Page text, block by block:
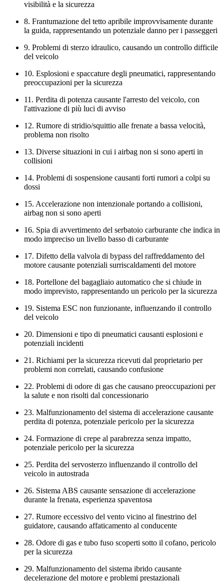
visibilità e la sicurezza
8. Frantumazione del tetto apribile improvvisamente durante
la guida, rappresentando un potenziale danno per i passeggeri
9. Problemi di sterzo idraulico, causando un controllo difficile
del veicolo
10. Esplosioni e spaccature degli pneumatici, rappresentando
preoccupazioni per la sicurezza
11. Perdita di potenza causante l'arresto del veicolo, con
l'attivazione di più luci di avviso
12. Rumore di stridio/squittio alle frenate a bassa velocità,
problema non risolto
13. Diverse situazioni in cui i airbag non si sono aperti in
collisioni
14. Problemi di sospensione causanti forti rumori a colpi su
dossi
15. Accelerazione non intenzionale portando a collisioni,
airbag non si sono aperti
16. Spia di avvertimento del serbatoio carburante che indica in
modo impreciso un livello basso di carburante
17. Difetto della valvola di bypass del raffreddamento del
motore causante potenziali surriscaldamenti del motore
18. Portellone del bagagliaio automatico che si chiude in
modo imprevisto, rappresentando un pericolo per la sicurezza
19. Sistema ESC non funzionante, influenzando il controllo
del veicolo
20. Dimensioni e tipo di pneumatici causanti esplosioni e
potenziali incidenti
21. Richiami per la sicurezza ricevuti dal proprietario per
problemi non correlati, causando confusione
22. Problemi di odore di gas che causano preoccupazioni per
la salute e non risolti dal concessionario
23. Malfunzionamento del sistema di accelerazione causante
perdita di potenza, potenziale pericolo per la sicurezza
24. Formazione di crepe al parabrezza senza impatto,
potenziale pericolo per la sicurezza
25. Perdita del servosterzo influenzando il controllo del
veicolo in autostrada
26. Sistema ABS causante sensazione di accelerazione
durante la frenata, esperienza spaventosa
27. Rumore eccessivo del vento vicino al finestrino del
guidatore, causando affaticamento al conducente
28. Odore di gas e tubo fuso scoperti sotto il cofano, pericolo
per la sicurezza
29. Malfunzionamento del sistema ibrido causante
decelerazione del motore e problemi prestazionali